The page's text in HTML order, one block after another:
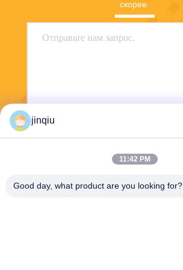
скорее.
jinqiu
11:42 PM
Good day, what product are you looking for?